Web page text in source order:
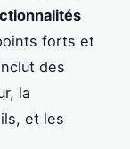
forts et
des
la
et les